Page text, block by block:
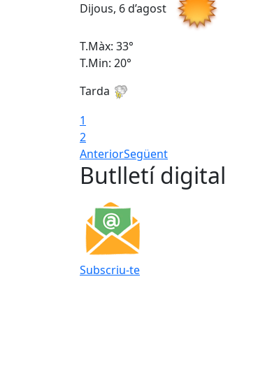
Dijous, 6 d’agost
T.Màx: 33°
T.Min: 20°
Tarda
1
2
AnteriorSegüent
Butlletí digital
Subscriu-te